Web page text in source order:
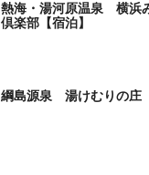
熱海・湯河原温泉 横浜
倶楽部【宿泊】
綱島源泉 湯けむりの庄